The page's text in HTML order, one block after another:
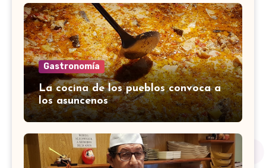
Gastronomía
La cocina de los pueblos convoca a
los asuncenos